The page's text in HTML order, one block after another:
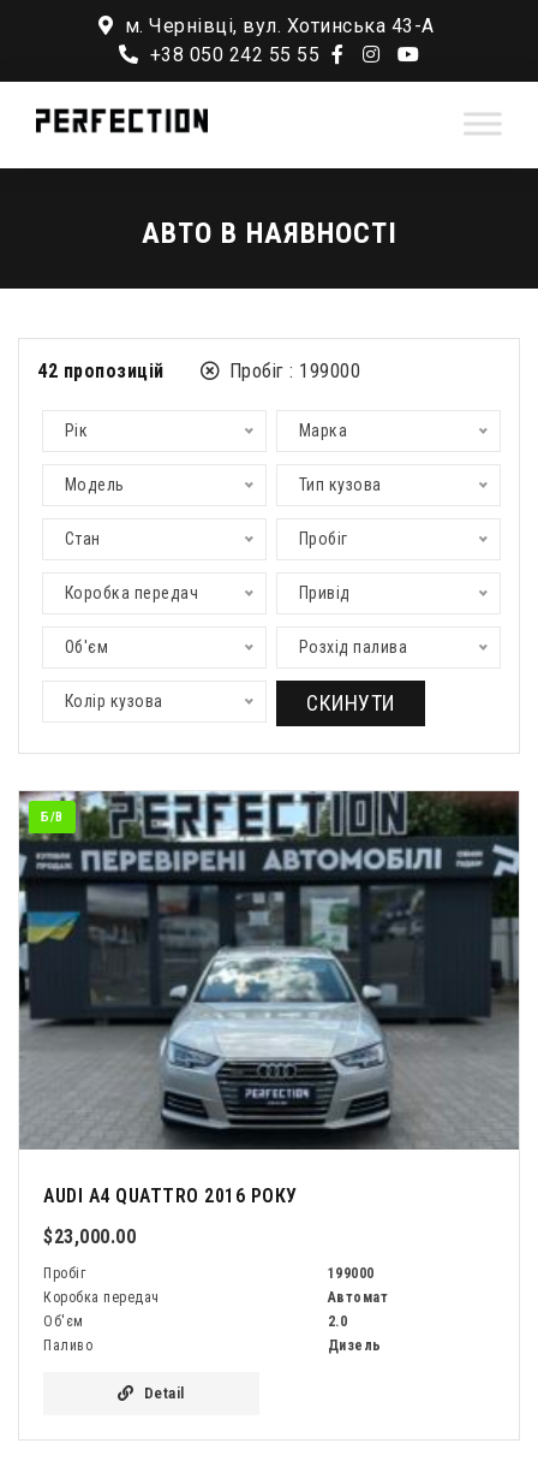
м. Чернівці, вул. Хотинська 43-А
+38 050 242 55 55
АВТО В НАЯВНОСТІ
42 пропозицій Пробіг : 199000
Рік Марка
Модель Тип кузова
Стан Пробіг
Коробка передач Привід
Об'єм Розхід палива
Колір кузова СКИНУТИ
Б/В
AUDI A4 QUATTRO 2016 РОКУ
$23,000.00
Пробіг
199000
Коробка передач
Автомат
Об'єм
2.0
Паливо
Дизель
Detail